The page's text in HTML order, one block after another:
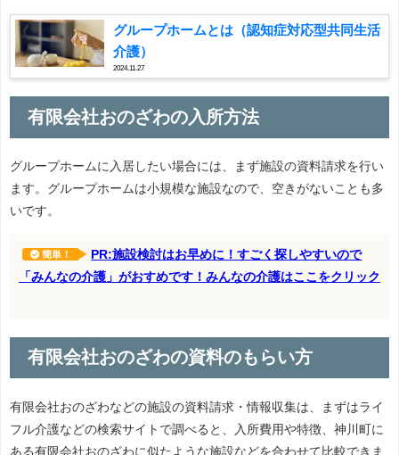
グループホームとは（認知症対応型共同生活
介護）
2024.11.27
有限会社おのざわの入所方法
グループホームに入居したい場合には、まず施設の資料請求を行い
ます。グループホームは小規模な施設なので、空きがないことも多
いです。
簡単！
PR:施設検討はお早めに！すごく探しやすいので
「みんなの介護」がおすめです！みんなの介護はここをクリック
有限会社おのざわの資料のもらい方
有限会社おのざわなどの施設の資料請求・情報収集は、まずはライ
フル介護などの検索サイトで調べると、入所費用や特徴、神川町に
ある有限会社おのざわに似たような施設などを合わせて比較できま